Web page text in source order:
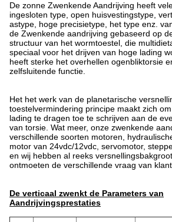
De zonne Zwenkende Aandrijving heeft
ingesloten type, open huisvestingstype,
astype, hoge precisietype, het type enz.
de Zwenkende aandrijving gebaseerd op
structuur van het wormtoestel, die
speciaal voor het drijven van hoge lading
heeft sterke het overhellen ogenbliktorsie
zelfsluitende functie.
Het het werk van de planetarische
toestelvermindering principe maakt zich
lading te dragen toe te schrijven aan de
van torsie. Wat meer, onze zwenkende
verschillende soorten motoren,
motor van 24vdc/12vdc, servomotor,
en wij hebben al reeks
ontmoeten de verschillende vraag van
De verticaal zwenkt de Parameters van
Aandrijvingsprestaties